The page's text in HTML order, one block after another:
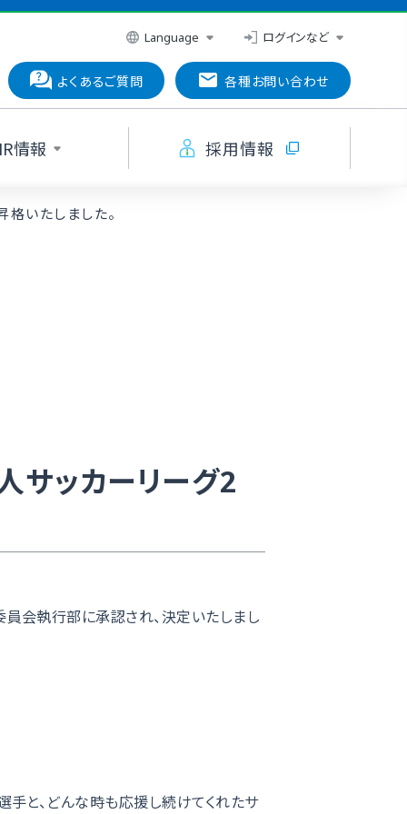
Language ログインなど
よくあるご質問 各種お問い合わせ
情報 採用情報
いたしました。
サッカーリーグ2
会執行部に承認され、決定いたしまし
手と、どんな時も応援し続けてくれたサ